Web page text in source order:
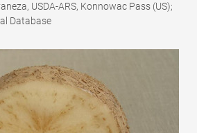
USDA-ARS, Konnowac Pass (US);
Database